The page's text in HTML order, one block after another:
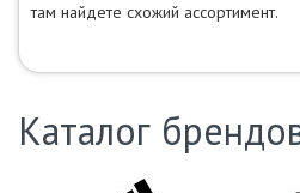
там найдете схожий ассортимент.
Каталог